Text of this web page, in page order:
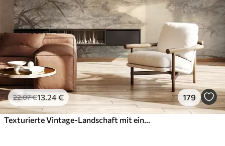
22.07€13.24€ 179
Texturierte Vintage-Landschaft mit einem Baum in der Nähe von Fluss und einem bewölkten Himmel, Natur Kunst in Sepia-Tönen